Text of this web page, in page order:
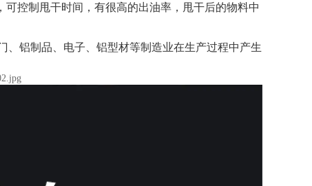
控制甩干时间，有很高的出油率，甩干后的物料中
、铝制品、电子、铝型材等制造业在生产过程中产生